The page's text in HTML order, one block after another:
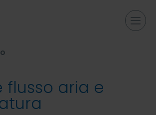
flusso aria e